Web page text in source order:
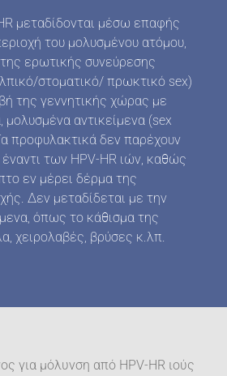
μεταδίδονται μέσω επαφής
του μολυσμένου ατόμου,
ερωτικής συνεύρεσης
στοματικό/ πρωκτικό sex)
της γεννητικής χώρας με
μολυσμένα αντικείμενα (sex
προφυλακτικά δεν παρέχουν
των HPV-HR ιών, καθώς
εν μέρει δέρμα της
Δεν μεταδίδεται με την
όπως το κάθισμα της
χειρολαβές, βρύσες κ.λπ.
για μόλυνση από HPV-HR ιούς